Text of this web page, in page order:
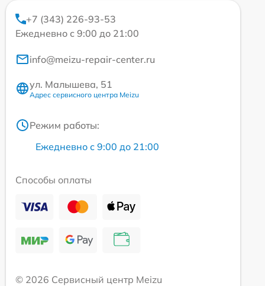
+7 (343) 226-93-53
Ежедневно с 9:00 до 21:00
info@meizu-repair-center.ru
ул. Малышева, 51
Адрес сервисного центра Meizu
Режим работы:
Ежедневно с 9:00 до 21:00
Способы оплаты
© 2026 Сервисный центр Meizu